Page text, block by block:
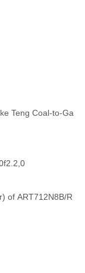
Teng Coal-to-Ga
of ART712N8B/R